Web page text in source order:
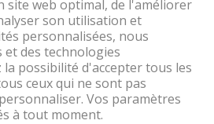
du Groupe Coop